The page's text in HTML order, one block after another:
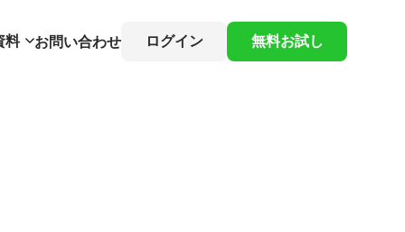
料 お問い合わせ ログイン 無料お試し